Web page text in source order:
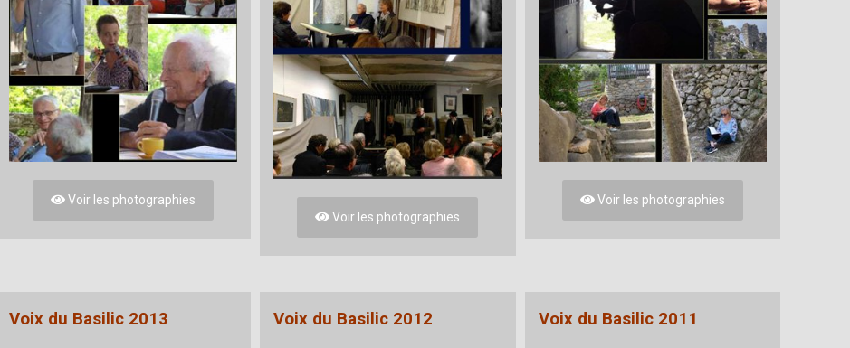
Voir les photographies
Voir les photographies
Voir les photographies
Voix du Basilic 2013 Voix du Basilic 2012 Voix du Basilic 2011